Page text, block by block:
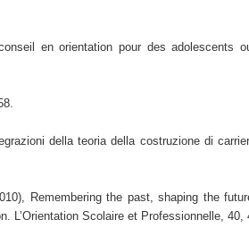
en orientation pour des adolescents
della teoria della costruzione di
Remembering the past, shaping the
Scolaire et Professionnelle, 40,